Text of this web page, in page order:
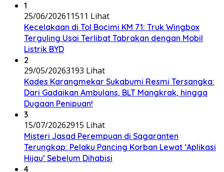
1
25/06/202611511 Lihat
Kecelakaan di Tol Bocimi KM 71: Truk Wingbox
Terguling Usai Terlibat Tabrakan dengan Mobil
Listrik BYD
2
29/05/20263193 Lihat
Kades Karangmekar Sukabumi Resmi Tersangka:
Dari Gadaikan Ambulans, BLT Mangkrak, hingga
Dugaan Penipuan!
3
15/07/20262915 Lihat
Misteri Jasad Perempuan di Sagaranten
Terungkap: Pelaku Pancing Korban Lewat ‘Aplikasi
Hijau’ Sebelum Dihabisi
4